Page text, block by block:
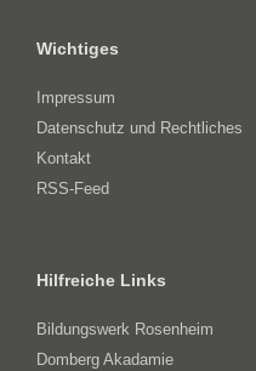
Wichtiges
Impressum
Datenschutz und Rechtliches
Kontakt
RSS-Feed
Hilfreiche Links
Bildungswerk Rosenheim
Domberg Akadamie